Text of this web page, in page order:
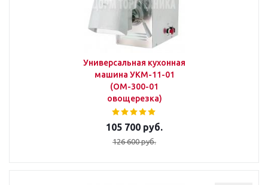
Универсальная кухонная
машина УКМ-11-01
(ОМ-300-01
овощерезка)
105 700 руб.
126 600 руб.